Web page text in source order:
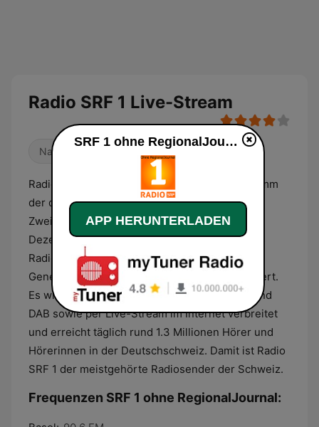
Radio SRF 1 Live-Stream
Nachrichten
Radio SRF 1 ist das meistgehörte Radioprogramm
der deutschsprachigen Schweiz, einer
Zweigniederlassung der SRG SSR. Bis im
Dezember 2012 hieß der Sender DRS 1. Dieses
Radio beschreibt sich selbst als ein Radio, das
Generationen verbindet, unterhält und informiert.
Es wird in der gesamten Schweiz über UKW und
DAB sowie per Live-Stream im Internet verbreitet
und erreicht täglich rund 1.3 Millionen Hörer und
Hörerinnen in der Deutschschweiz. Damit ist Radio
SRF 1 der meistgehörte Radiosender der Schweiz.
Frequenzen SRF 1 ohne RegionalJournal:
SRF 1 ohne RegionalJournal live
APP HERUNTERLADEN